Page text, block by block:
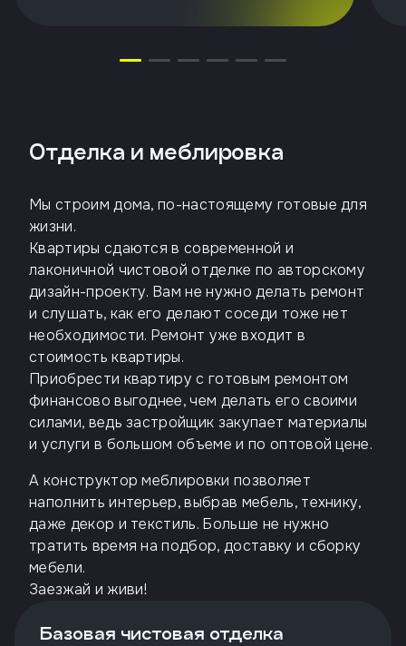
Отделка и меблировка
Мы строим дома, по-настоящему готовые для
жизни.
Квартиры сдаются в современной и
лаконичной чистовой отделке по авторскому
дизайн-проекту. Вам не нужно делать ремонт
и слушать, как его делают соседи тоже нет
необходимости. Ремонт уже входит в
стоимость квартиры.
Приобрести квартиру с готовым ремонтом
финансово выгоднее, чем делать его своими
силами, ведь застройщик закупает материалы
и услуги в большом объеме и по оптовой цене.
А конструктор меблировки позволяет
наполнить интерьер, выбрав мебель, технику,
даже декор и текстиль. Больше не нужно
тратить время на подбор, доставку и сборку
мебели.
Заезжай и живи!
Базовая чистовая отделка